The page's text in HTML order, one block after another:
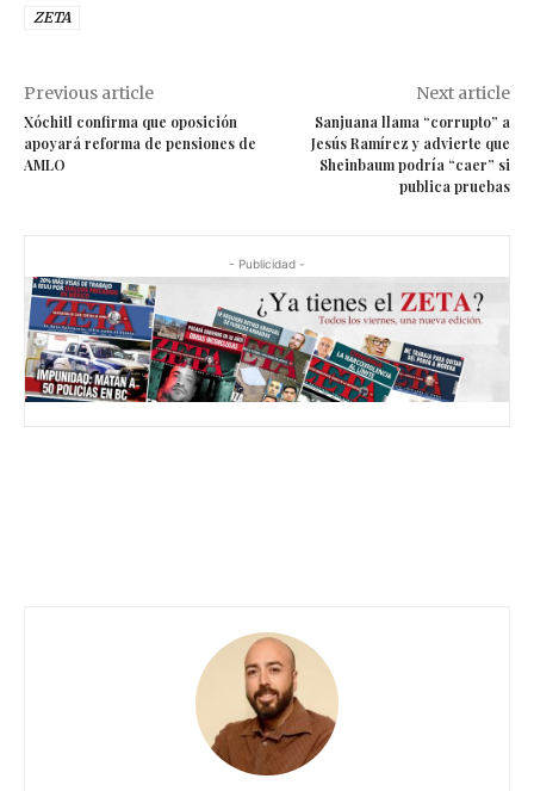
ZETA
Previous article
Xóchitl confirma que oposición
apoyará reforma de pensiones de
AMLO
Next article
Sanjuana llama “corrupto” a
Jesús Ramírez y advierte que
Sheinbaum podría “caer” si
publica pruebas
- Publicidad -